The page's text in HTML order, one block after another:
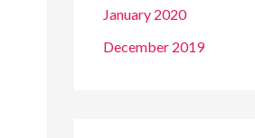
January 2020
December 2019